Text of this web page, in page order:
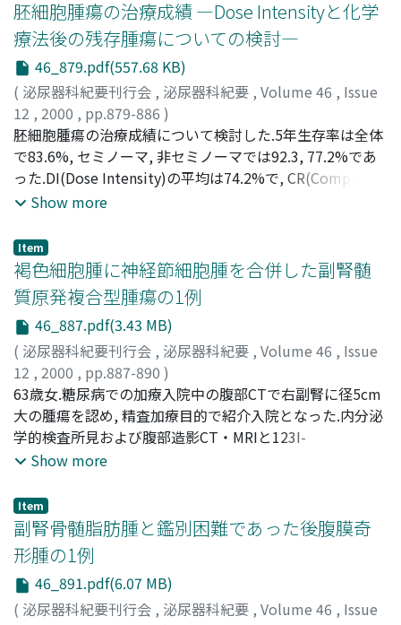
47例, 低分化型腺癌 34例であった.stage別の5年生存率はB
93.8%, C 82.1%, D 56.9%でCとDの間には有意差を認めた.
病理組織別5年生存率は高分化型腺癌100%, 中分化型腺癌
78.0%, 低分化型腺癌53.2%で高分化型と低分化型の間に
は有意差が認められた.病理組織別5年非再燃率は高分化型
腺癌100%, 中分化型腺癌64.9%, 低分化型腺癌44.5%で高
分化型と中分化型の間, 高分化型と低分化型の間には有意
差が認められた.stage C症例における手術施行例と手術非
施行例の5年生存率, 5年非再燃率に有意差を認められなか
った
胚細胞腫瘍の治療成績 ―Dose Intensityと化学
療法後の残存腫瘍についての検討―
46_879.pdf(557.68 KB)
( 泌尿器科紀要刊行会 , 泌尿器科紀要 , Volume 46 , Issue
12 , 2000 , pp.879-886 )
松崎, 純一;三好, 康秀;三浦, 猛;MATSUZAKI, Jun-ichi;
MIYOSHI, Yasuhide;MIURA, Takeshi
胚細胞腫瘍の治療成績について検討した.5年生存率は全体
で83.6%, セミノーマ, 非セミノーマでは92.3, 77.2%であ
った.DI(Dose Intensity)の平均は74.2%で, CR(Complete
Response)例及び癌なし生存例で有意に高く, 80%以上で
Show more
Item
褐色細胞腫に神経節細胞腫を合併した副腎髄
質原発複合型腫瘍の1例
46_887.pdf(3.43 MB)
( 泌尿器科紀要刊行会 , 泌尿器科紀要 , Volume 46 , Issue
12 , 2000 , pp.887-890 )
奥見, 雅由;松岡, 庸洋;月川, 真;藤本, 宜正;佐川, 史郎;伊
藤, 喜一郎;OKUMI, Masayoshi;MATSUOKA, Yasuhiro;
TSUKIKAWA, Makoto;FUJIMOTO, Nobumasa
Shiro;ITOH, Kiichiro
63歳女.糖尿病での加療入院中の腹部CTで右副腎に径5cm
大の腫瘍を認め, 精査加療目的で紹介入院となった.内分泌
学的検査所見および腹部造影CT・MRIと123I-
metaiodobenzyl-guanidineシンチグラフィ所見から右副
した.病理組織学的所見ではH-E染色にて腫瘍細胞は血管結
合織による胞巣状構造で胞体を有する好塩基性顆粒を含ん
だ褐色細胞腫と好酸性の広い胞体を有する神経節細胞への
分化を示す大型細胞を含んだ神経節細胞腫から成ってい
た.両者間の境界は明瞭で, 7対3の比率で併存する形を成し
ており, 明らかな悪性所見は認められなかった.以上より本
Show more
Item
副腎骨髄脂肪腫と鑑別困難であった後腹膜奇
形腫の1例
46_891.pdf(6.07 MB)
( 泌尿器科紀要刊行会 , 泌尿器科紀要 , Volume 46 , Issue